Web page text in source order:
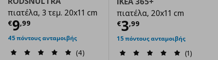
πιατέλα, 3 τεμ. 20x11 cm
€9,99
Τρέχουσα τιμή € 9,99
45 πόντους ανταμοιβής
(4)
πιατέλα, 20x11 cm
€3,99
Τρέχουσα
15 πόντους ανταμοιβής
(1)